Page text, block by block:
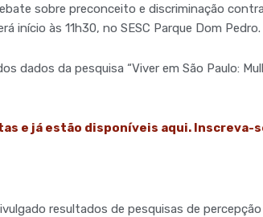
sobre preconceito e discriminação
início às 11h30, no SESC Parque Dom Pedro.
dados da pesquisa “Viver em São Paulo:
e já estão disponíveis aqui. Inscreva-
resultados de pesquisas de